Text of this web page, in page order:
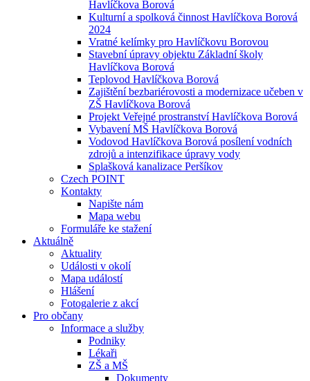
Havlíčkova Borová
Kulturní a spolková činnost Havlíčkova Borová
2024
Vratné kelímky pro Havlíčkovu Borovou
Stavební úpravy objektu Základní školy
Havlíčkova Borová
Teplovod Havlíčkova Borová
Zajištění bezbariérovosti a modernizace učeben v
ZŠ Havlíčkova Borová
Projekt Veřejné prostranství Havlíčkova Borová
Vybavení MŠ Havlíčkova Borová
Vodovod Havlíčkova Borová posílení vodních
zdrojů a intenzifikace úpravy vody
Splašková kanalizace Peršíkov
Czech POINT
Kontakty
Napište nám
Mapa webu
Formuláře ke stažení
Aktuálně
Aktuality
Události v okolí
Mapa událostí
Hlášení
Fotogalerie z akcí
Pro občany
Informace a služby
Podniky
Lékaři
ZŠ a MŠ
Dokumenty